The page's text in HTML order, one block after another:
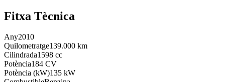
Fitxa Tècnica
Any2010
Quilometratge139.000 km
Cilindrada1598 cc
Potència184 CV
Potència (kW)135 kW